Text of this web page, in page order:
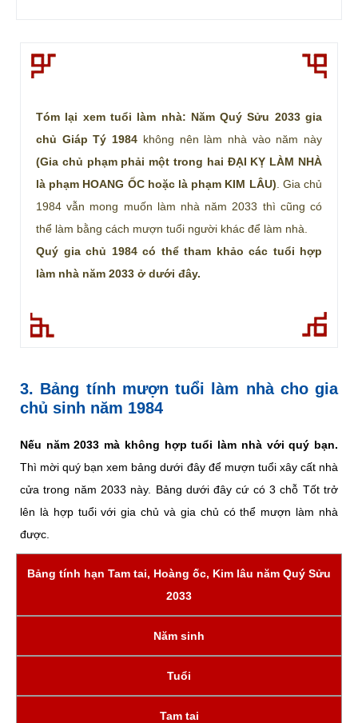
Tóm lại xem tuổi làm nhà: Năm Quý Sửu 2033 gia
chủ Giáp Tý 1984 không nên làm nhà vào năm này
(Gia chủ phạm phải một trong hai ĐẠI KỴ LÀM NHÀ
là phạm HOANG ỐC hoặc là phạm KIM LÂU) . Gia chủ
1984 vẫn mong muốn làm nhà năm 2033 thì cũng có
thể làm bằng cách mượn tuổi người khác để làm nhà.
Quý gia chủ 1984 có thể tham khảo các tuổi hợp
làm nhà năm 2033 ở dưới đây.
3. Bảng tính mượn tuổi làm nhà cho gia
chủ sinh năm 1984
Nếu năm 2033 mà không hợp tuổi làm nhà với quý bạn.
Thì mời quý bạn xem bảng dưới đây để mượn tuổi xây cất nhà
cửa trong năm 2033 này. Bảng dưới đây cứ có 3 chỗ Tốt trở
lên là hợp tuổi với gia chủ và gia chủ có thể mượn làm nhà
được.
Bảng tính hạn Tam tai, Hoàng ốc, Kim lâu năm Quý Sửu
2033
Năm sinh
Tuổi
Tam tai